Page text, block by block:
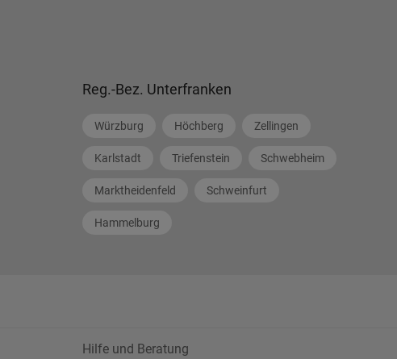
Reg.-Bez. Unterfranken
Würzburg Höchberg Zellingen
Karlstadt Triefenstein Schwebheim
Marktheidenfeld Schweinfurt
Hammelburg
Hilfe und Beratung